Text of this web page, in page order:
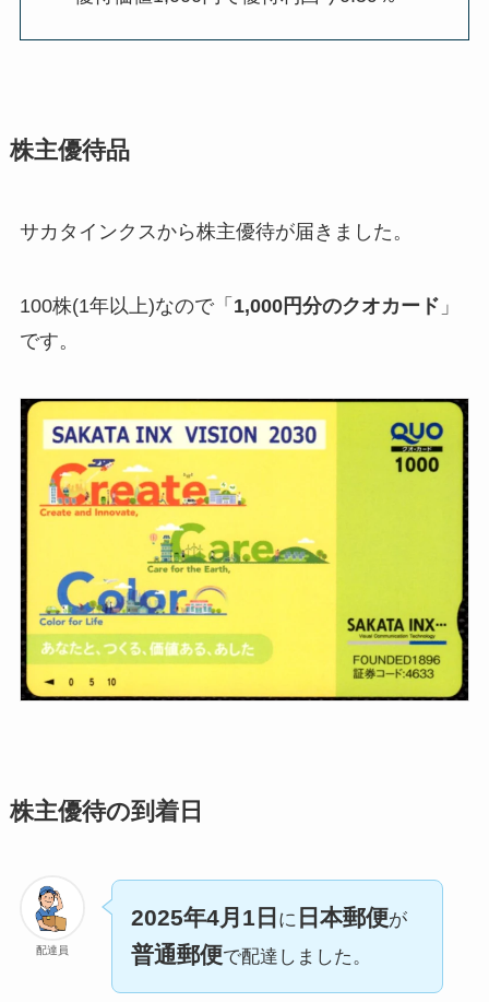
株主優待品
サカタインクスから株主優待が届きました。
100株(1年以上)なので「 1,000円分のクオカード 」
です。
株主優待の到着日
配達員
2025年4月1日 に 日本郵便が
普通郵便で配達しました。